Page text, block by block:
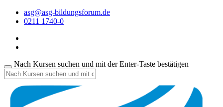
asg@asg-bildungsforum.de
0211 1740-0
Nach Kursen suchen und mit der Enter-Taste bestätigen